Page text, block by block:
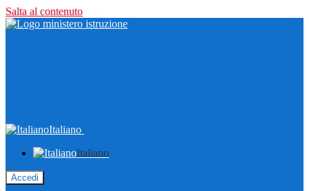
Salta al contenuto
Italiano
Italiano
Accedi